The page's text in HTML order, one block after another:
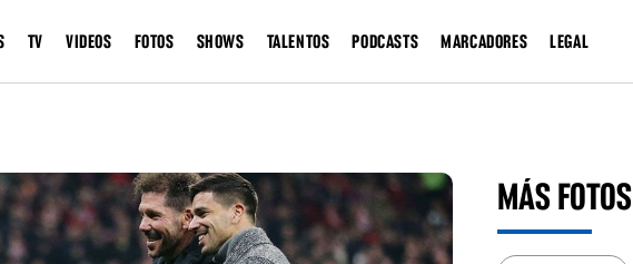
TV VIDEOS FOTOS SHOWS TALENTOS PODCASTS MARCADORES LEGAL
MÁS FOTOS